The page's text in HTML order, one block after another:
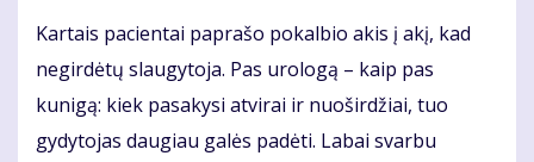
Kartais pacientai paprašo pokalbio akis į akį, kad
negirdėtų slaugytoja. Pas urologą – kaip pas
kunigą: kiek pasakysi atvirai ir nuoširdžiai, tuo
gydytojas daugiau galės padėti. Labai svarbu